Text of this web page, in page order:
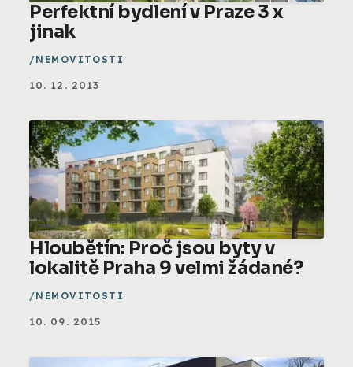
Perfektní bydlení v Praze 3 x
jinak
NEMOVITOSTI
10. 12. 2013
Hloubětín: Proč jsou byty v
lokalitě Praha 9 velmi žádané?
NEMOVITOSTI
10. 09. 2015